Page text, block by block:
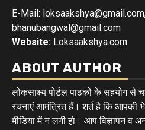
E-Mail:
bhanubangwal@gmail.com
Website: Loksaakshya.com
ABOUT AUTHOR
लोकसाक्ष्य पोर्टल पाठकों के सहयोग से
रचनाएं आमंत्रित हैं। शर्त है कि आपकी
मीडिया में न लगी हो। आप विज्ञापन व